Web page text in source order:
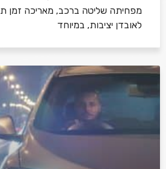
מפחיתה שליטה ברכב, מאריכה זמן
לאובדן יציבות, במיוחד